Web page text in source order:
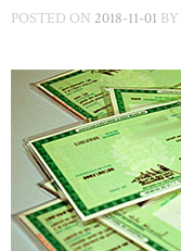
POSTED ON 2018-11-01 BY